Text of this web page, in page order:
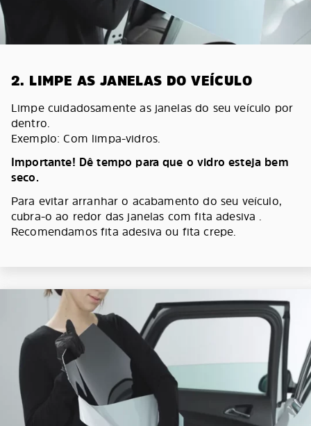
2. LIMPE AS JANELAS DO VEÍCULO
Limpe cuidadosamente as janelas do seu veículo por
dentro.
Exemplo: Com limpa-vidros.
Importante! Dê tempo para que o vidro esteja bem
seco.
Para evitar arranhar o acabamento do seu veículo,
cubra-o ao redor das janelas com fita adesiva .
Recomendamos fita adesiva ou fita crepe.